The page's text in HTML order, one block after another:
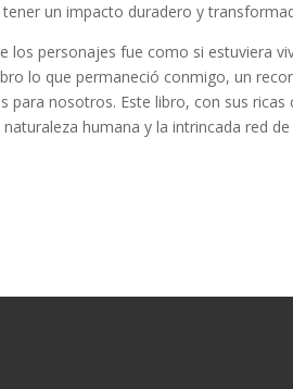
un impacto duradero y
los personajes fue como si estuviera
lo que permaneció conmigo, un
para nosotros. Este libro, con sus ricas
humana y la intrincada red de